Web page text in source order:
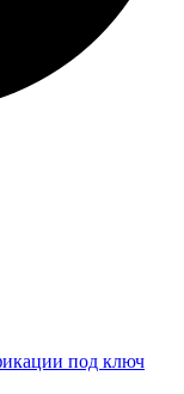
под ключ